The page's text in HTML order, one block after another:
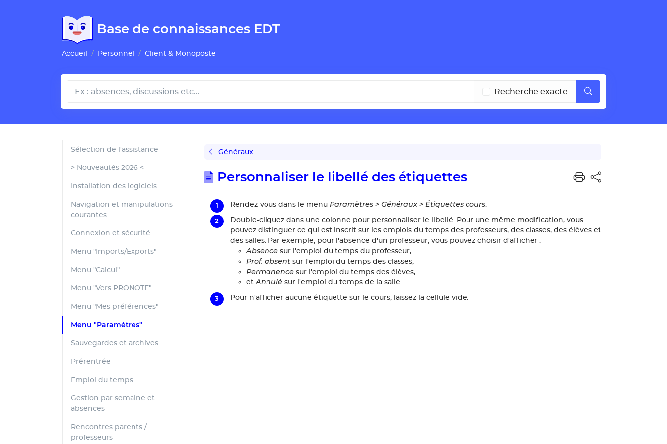
Base de connaissances EDT
Accueil Personnel Client & Monoposte
Recherche exacte
Sélection de l'assistance
> Nouveautés 2026 <
Installation des logiciels
Navigation et manipulations
courantes
Connexion et sécurité
Menu "Imports/Exports"
Menu "Calcul"
Menu "Vers PRONOTE"
Menu "Mes préférences"
Menu "Paramètres"
Sauvegardes et archives
Prérentrée
Emploi du temps
Gestion par semaine et
absences
Rencontres parents /
professeurs
Généraux
Personnaliser le libellé des étiquettes
Rendez-vous dans le menu Paramètres > Généraux > Étiquettes cours.
Double-cliquez dans une colonne pour personnaliser le libellé. Pour une même modification, vous
pouvez distinguer ce qui est inscrit sur les emplois du temps des professeurs, des classes, des élèves et
des salles. Par exemple, pour l'absence d'un professeur, vous pouvez choisir d'afficher :
Absencesur l'emploi du temps du professeur,
Prof. absentsur l'emploi du temps des classes,
Permanencesur l'emploi du temps des élèves,
etAnnulésur l'emploi du temps de la salle.
Pour n'afficher aucune étiquette sur le cours, laissez la cellule vide.